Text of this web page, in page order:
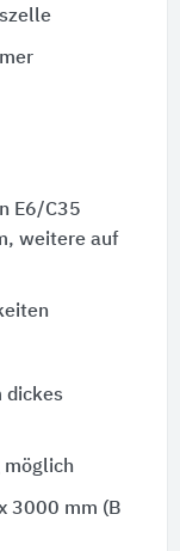
E6/C35
weitere auf
dickes
möglich
3000 mm (B